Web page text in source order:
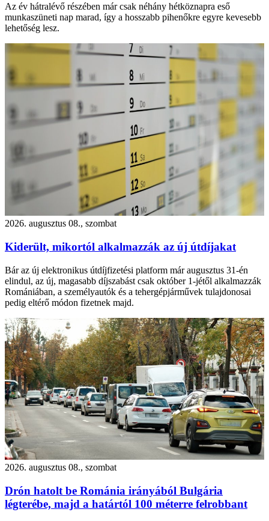
Az év hátralévő részében már csak néhány hétköznapra eső
munkaszüneti nap marad, így a hosszabb pihenőkre egyre kevesebb
lehetőség lesz.
2026. augusztus 08., szombat
Kiderült, mikortól alkalmazzák az új útdíjakat
Bár az új elektronikus útdíjfizetési platform már augusztus 31-én
elindul, az új, magasabb díjszabást csak október 1-jétől alkalmazzák
Romániában, a személyautók és a tehergépjárművek tulajdonosai
pedig eltérő módon fizetnek majd.
2026. augusztus 08., szombat
Drón hatolt be Románia irányából Bulgária
légterébe, majd a határtól 100 méterre felrobbant